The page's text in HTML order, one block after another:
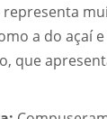
representa
a do açaí
que